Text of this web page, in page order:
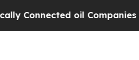
oil Companies — not